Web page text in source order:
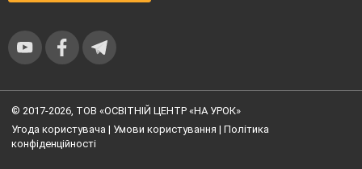
© 2017-2026, ТОВ «ОСВІТНІЙ ЦЕНТР «НА УРОК»
Угода користувача | Умови користування | Політика
конфіденційності